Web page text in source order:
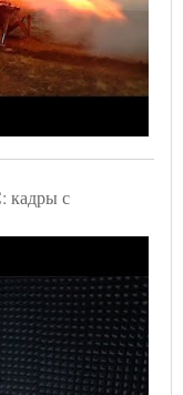
кадры с